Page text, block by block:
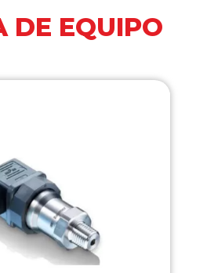
DE EQUIPO